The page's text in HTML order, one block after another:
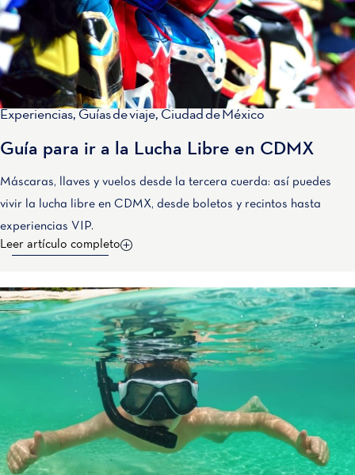
Experiencias, Guías de viaje, Ciudad de México
Guía para ir a la Lucha Libre en CDMX
Máscaras, llaves y vuelos desde la tercera cuerda: así puedes
vivir la lucha libre en CDMX, desde boletos y recintos hasta
experiencias VIP.
Leer artículo completo